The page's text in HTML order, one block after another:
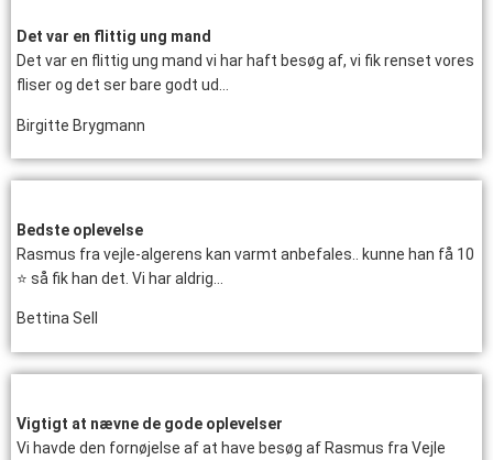
Det var en flittig ung mand
Det var en flittig ung mand vi har haft besøg af, vi fik renset vores
fliser og det ser bare godt ud…
Birgitte Brygmann
Bedste oplevelse
Rasmus fra vejle-algerens kan varmt anbefales.. kunne han få 10
⭐ så fik han det. Vi har aldrig…
Bettina Sell
Vigtigt at nævne de gode oplevelser
Vi havde den fornøjelse af at have besøg af Rasmus fra Vejle